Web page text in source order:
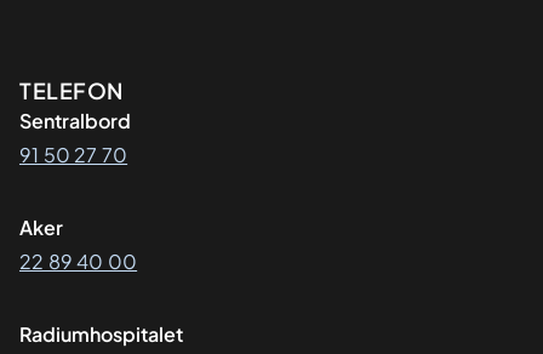
Kontaktinformasjon
TELEFON
Sentralbord
91 50 27 70
Aker
22 89 40 00
Radiumhospitalet